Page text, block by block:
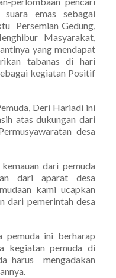
emas sebagai
Persemian Gedung,
Masyarakat,
yang mendapat
tabanas di hari
kegiatan Positif
Deri Hariadi ini
atas dukungan dari
desa
dari pemuda
dari aparat desa
kami ucapkan
dari pemerintah desa
ini berharap
kegiatan pemuda di
harus mengadakan